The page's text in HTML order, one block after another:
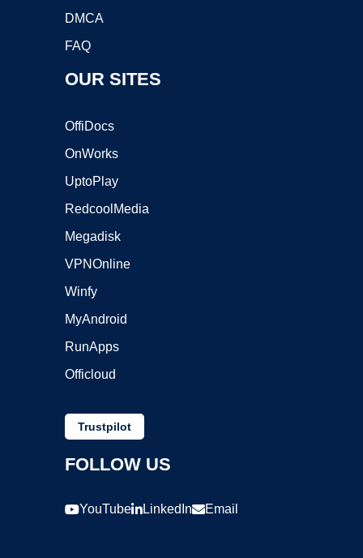
DMCA
FAQ
OUR SITES
OffiDocs
OnWorks
UptoPlay
RedcoolMedia
Megadisk
VPNOnline
Winfy
MyAndroid
RunApps
Officloud
Trustpilot
FOLLOW US
YouTube LinkedIn Email